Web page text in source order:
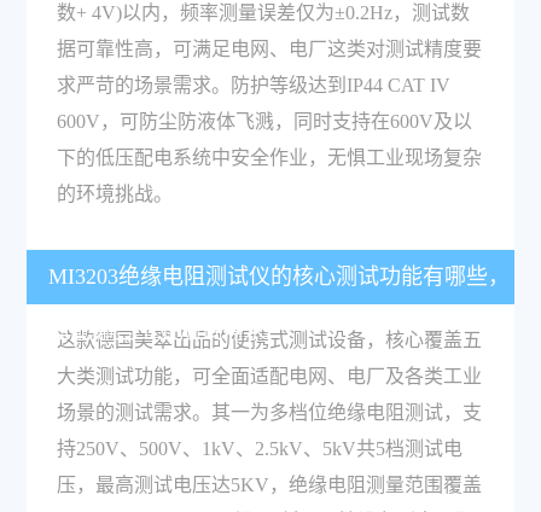
数+ 4V)以内，频率测量误差仅为±0.2Hz，测试数
据可靠性高，可满足电网、电厂这类对测试精度要
求严苛的场景需求。防护等级达到IP44 CAT IV
600V，可防尘防液体飞溅，同时支持在600V及以
下的低压配电系统中安全作业，无惧工业现场复杂
的环境挑战。
MI3203绝缘电阻测试仪的核心测试功能有哪些，
适配哪些工业测试需求？
这款德国美翠出品的便携式测试设备，核心覆盖五
大类测试功能，可全面适配电网、电厂及各类工业
场景的测试需求。其一为多档位绝缘电阻测试，支
持250V、500V、1kV、2.5kV、5kV共5档测试电
压，最高测试电压达5KV，绝缘电阻测量范围覆盖